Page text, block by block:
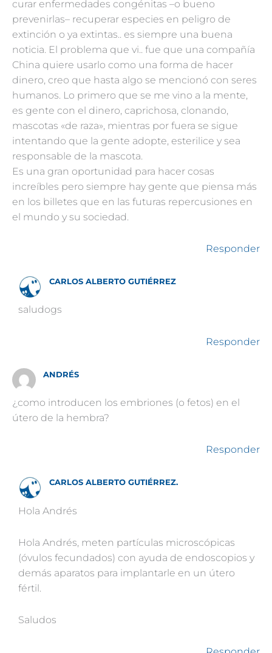
curar enfermedades congénitas –o bueno
prevenirlas– recuperar especies en peligro de
extinción o ya extintas.. es siempre una buena
noticia. El problema que vi.. fue que una compañía
China quiere usarlo como una forma de hacer
dinero, creo que hasta algo se mencionó con seres
humanos. Lo primero que se me vino a la mente,
es gente con el dinero, caprichosa, clonando,
mascotas «de raza», mientras por fuera se sigue
intentando que la gente adopte, esterilice y sea
responsable de la mascota.
Es una gran oportunidad para hacer cosas
increíbles pero siempre hay gente que piensa más
en los billetes que en las futuras repercusiones en
el mundo y su sociedad.
Responder
CARLOS ALBERTO GUTIÉRREZ
saludogs
Responder
ANDRÉS
¿como introducen los embriones (o fetos) en el
útero de la hembra?
Responder
CARLOS ALBERTO GUTIÉRREZ.
Hola Andrés
Hola Andrés, meten partículas microscópicas
(óvulos fecundados) con ayuda de endoscopios y
demás aparatos para implantarle en un útero
fértil.
Saludos